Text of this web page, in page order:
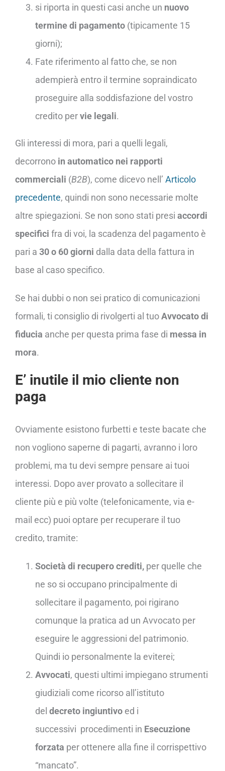
si riporta in questi casi anche un nuovo
termine di pagamento (tipicamente 15
giorni);
Fate riferimento al fatto che, se non
adempierà entro il termine sopraindicato
proseguire alla soddisfazione del vostro
credito pervie legali.
Gli interessi di mora, pari a quelli legali,
decorrono in automatico nei rapporti
commerciali (B2B), come dicevo nell’ Articolo
precedente, quindi non sono necessarie molte
altre spiegazioni. Se non sono stati presi accordi
specifici fra di voi, la scadenza del pagamento è
pari a 30 o 60 giorni dalla data della fattura in
base al caso specifico.
Se hai dubbi o non sei pratico di comunicazioni
formali, ti consiglio di rivolgerti al tuoAvvocato di
fiducia anche per questa prima fase di messa in
mora.
E’ inutile il mio cliente non
paga
Ovviamente esistono furbetti e teste bacate che
non vogliono saperne di pagarti, avranno i loro
problemi, ma tu devi sempre pensare ai tuoi
interessi. Dopo aver provato a sollecitare il
cliente più e più volte (telefonicamente, via e-
mail ecc) puoi optare per recuperare il tuo
credito, tramite:
Società di recupero crediti, per quelle che
ne so si occupano principalmente di
sollecitare il pagamento, poi rigirano
comunque la pratica ad un Avvocato per
eseguire le aggressioni del patrimonio.
Quindi io personalmente la eviterei;
Avvocati, questi ultimi impiegano strumenti
giudiziali come ricorso all’istituto
del decreto ingiuntivo ed i
successivi procedimenti in Esecuzione
forzata per ottenere alla fine il corrispettivo
“mancato”.